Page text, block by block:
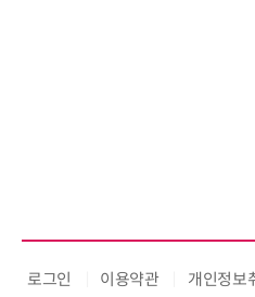
로그인 이용약관 개인정보